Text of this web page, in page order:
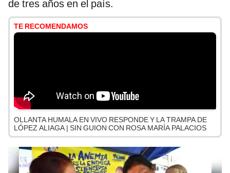
de tres años en el país.
TE RECOMENDAMOS
OLLANTA HUMALA EN VIVO RESPONDE Y LA TRAMPA DE
LÓPEZ ALIAGA | SIN GUION CON ROSA MARÍA PALACIOS